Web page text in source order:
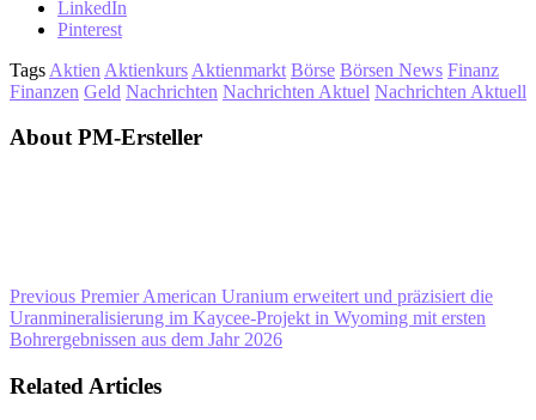
LinkedIn
Pinterest
Tags Aktien Aktienkurs Aktienmarkt Börse Börsen News Finanz
Finanzen Geld Nachrichten Nachrichten Aktuel Nachrichten Aktuell
About PM-Ersteller
Previous Premier American Uranium erweitert und präzisiert die
Uranmineralisierung im Kaycee-Projekt in Wyoming mit ersten
Bohrergebnissen aus dem Jahr 2026
Related Articles